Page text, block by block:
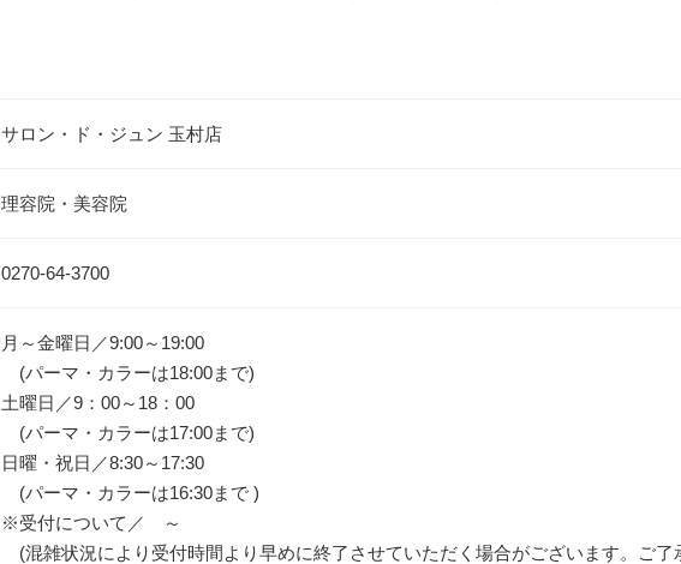
サロン・ド・ジュン 玉村店
理容院・美容院
0270-64-3700
月～金曜日／9:00～19:00
(パーマ・カラーは18:00まで)
土曜日／9：00～18：00
(パーマ・カラーは17:00まで)
日曜・祝日／8:30～17:30
(パーマ・カラーは16:30まで )
※受付について／ ～
(混雑状況により受付時間より早めに終了させていただく場合がございます。ご了